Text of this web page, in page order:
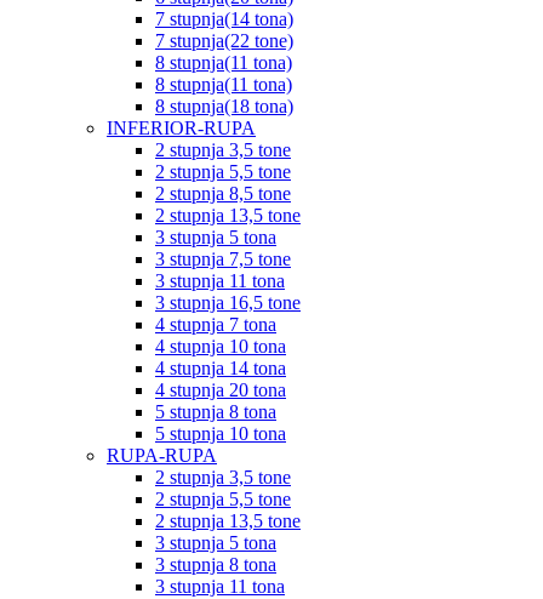
7 stupnja(14 tona)
7 stupnja(22 tone)
8 stupnja(11 tona)
8 stupnja(11 tona)
8 stupnja(18 tona)
INFERIOR-RUPA
2 stupnja 3,5 tone
2 stupnja 5,5 tone
2 stupnja 8,5 tone
2 stupnja 13,5 tone
3 stupnja 5 tona
3 stupnja 7,5 tone
3 stupnja 11 tona
3 stupnja 16,5 tone
4 stupnja 7 tona
4 stupnja 10 tona
4 stupnja 14 tona
4 stupnja 20 tona
5 stupnja 8 tona
5 stupnja 10 tona
RUPA-RUPA
2 stupnja 3,5 tone
2 stupnja 5,5 tone
2 stupnja 13,5 tone
3 stupnja 5 tona
3 stupnja 8 tona
3 stupnja 11 tona